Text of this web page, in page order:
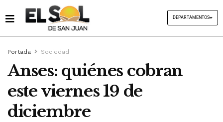
DEPARTAMENTOS
Portada Sociedad
Anses: quiénes cobran
este viernes 19 de
diciembre